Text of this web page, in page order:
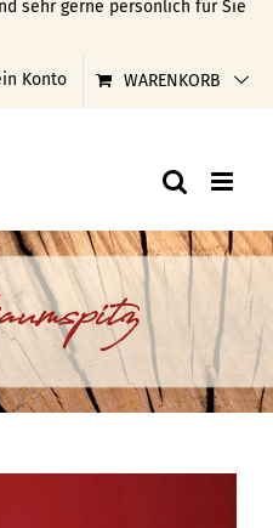
sehr gerne persönlich für Sie
Konto WARENKORB